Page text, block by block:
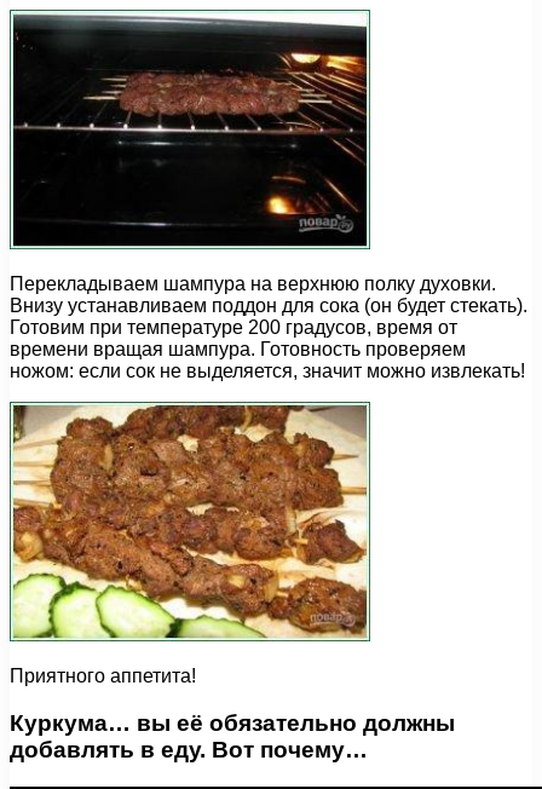
Перекладываем шампура на верхнюю полку духовки.
Внизу устанавливаем поддон для сока (он будет стекать).
Готовим при температуре 200 градусов, время от
времени вращая шампура. Готовность проверяем
ножом: если сок не выделяется, значит можно извлекать!
Приятного аппетита!
Куркума… вы её обязательно должны
добавлять в еду. Вот почему…